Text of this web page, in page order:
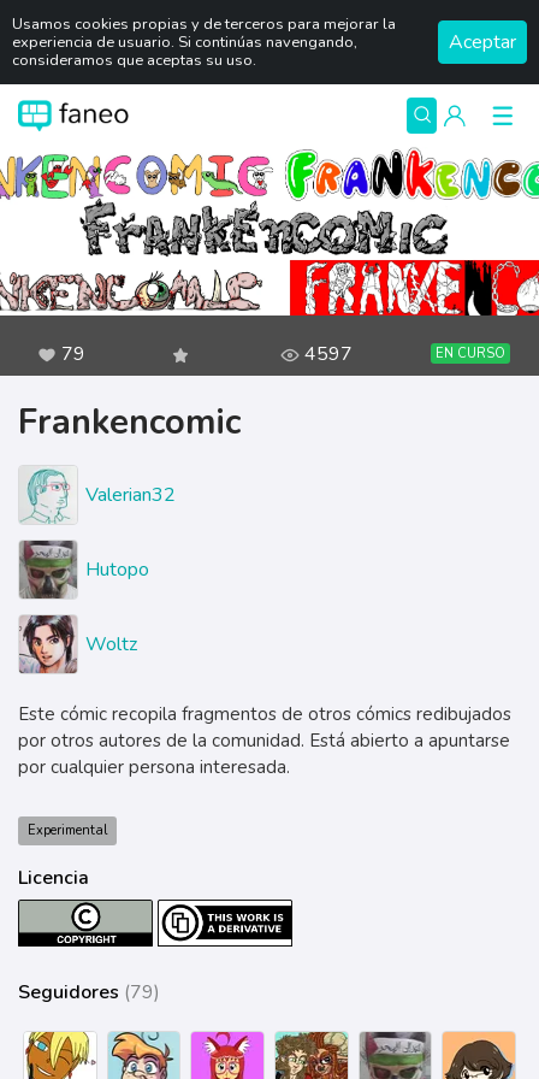
Usamos cookies propias y de terceros para mejorar la
experiencia de usuario. Si continúas navengando,
consideramos que aceptas su uso.
Aceptar
79 4597 EN CURSO
Frankencomic
Valerian32
Hutopo
Woltz
Este cómic recopila fragmentos de otros cómics redibujados
por otros autores de la comunidad. Está abierto a apuntarse
por cualquier persona interesada.
Experimental
Licencia
Seguidores (79)